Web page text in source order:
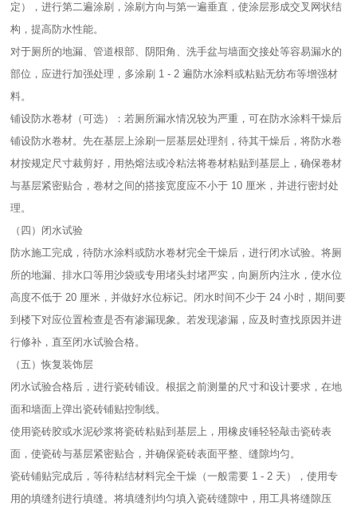
定），进行第二遍涂刷，涂刷方向与第一遍垂直，使涂层形成交叉网状结
构，提高防水性能。​
对于厕所的地漏、管道根部、阴阳角、洗手盆与墙面交接处等容易漏水的
部位，应进行加强处理，多涂刷 1 - 2 遍防水涂料或粘贴无纺布等增强材
料。​
铺设防水卷材（可选）：若厕所漏水情况较为严重，可在防水涂料干燥后
铺设防水卷材。先在基层上涂刷一层基层处理剂，待其干燥后，将防水卷
材按规定尺寸裁剪好，用热熔法或冷粘法将卷材粘贴到基层上，确保卷材
与基层紧密贴合，卷材之间的搭接宽度应不小于 10 厘米，并进行密封处
理。​
（四）闭水试验​
防水施工完成，待防水涂料或防水卷材完全干燥后，进行闭水试验。将厕
所的地漏、排水口等用沙袋或专用堵头封堵严实，向厕所内注水，使水位
高度不低于 20 厘米，并做好水位标记。闭水时间不少于 24 小时，期间要
到楼下对应位置检查是否有渗漏现象。若发现渗漏，应及时查找原因并进
行修补，直至闭水试验合格。​
（五）恢复装饰层​
闭水试验合格后，进行瓷砖铺设。根据之前测量的尺寸和设计要求，在地
面和墙面上弹出瓷砖铺贴控制线。​
使用瓷砖胶或水泥砂浆将瓷砖粘贴到基层上，用橡皮锤轻轻敲击瓷砖表
面，使瓷砖与基层紧密贴合，并确保瓷砖表面平整、缝隙均匀。​
瓷砖铺贴完成后，等待粘结材料完全干燥（一般需要 1 - 2 天），使用专
用的填缝剂进行填缝。将填缝剂均匀填入瓷砖缝隙中，用工具将缝隙压